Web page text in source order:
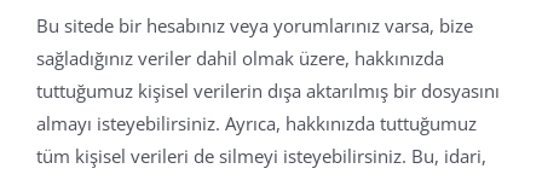
Bu sitede bir hesabınız veya yorumlarınız varsa, bize
sağladığınız veriler dahil olmak üzere, hakkınızda
tuttuğumuz kişisel verilerin dışa aktarılmış bir dosyasını
almayı isteyebilirsiniz. Ayrıca, hakkınızda tuttuğumuz
tüm kişisel verileri de silmeyi isteyebilirsiniz. Bu, idari,